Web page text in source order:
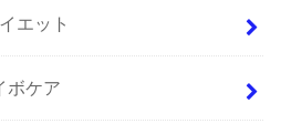
エット
ボケア